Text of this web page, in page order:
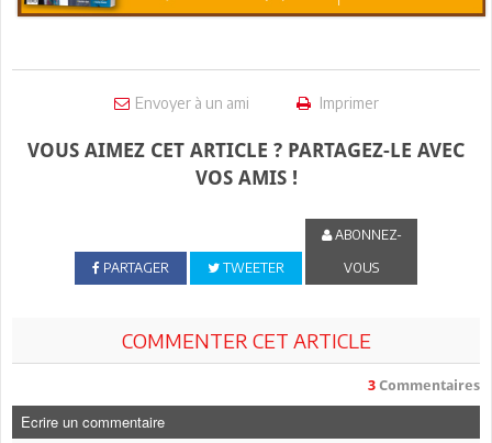
Envoyer à un ami Imprimer
VOUS AIMEZ CET ARTICLE ? PARTAGEZ-LE AVEC
VOS AMIS !
PARTAGER TWEETER
ABONNEZ-
VOUS
COMMENTER CET ARTICLE
3 Commentaires
Ecrire un commentaire